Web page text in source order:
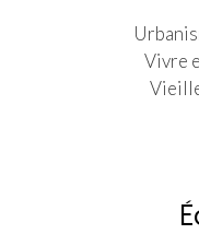
Vivre